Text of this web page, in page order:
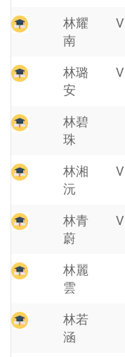
林耀
南
V
林璐
安
V
林碧
珠
林湘
沅
V
林青
蔚
V
林麗
雲
林若
涵